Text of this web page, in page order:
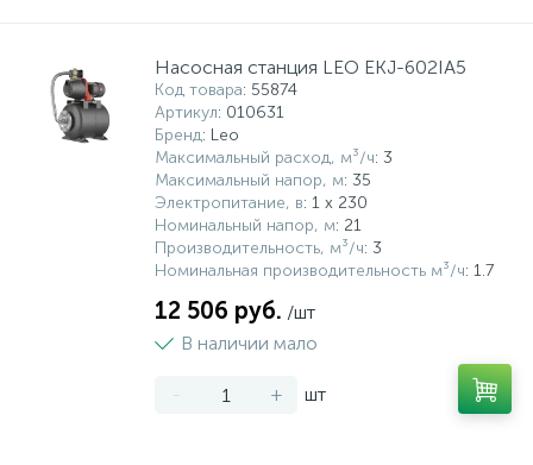
Насосная станция LEO EKJ-602IA5
Код товара: 55874
Артикул: 010631
Бренд: Leo
Максимальный расход, м³/ч: 3
Максимальный напор, м: 35
Электропитание, в: 1 x 230
Номинальный напор, м: 21
Производительность, м³/ч: 3
Номинальная производительность м³/ч: 1.7
12 506 руб. /шт
В наличии мало
- + шт